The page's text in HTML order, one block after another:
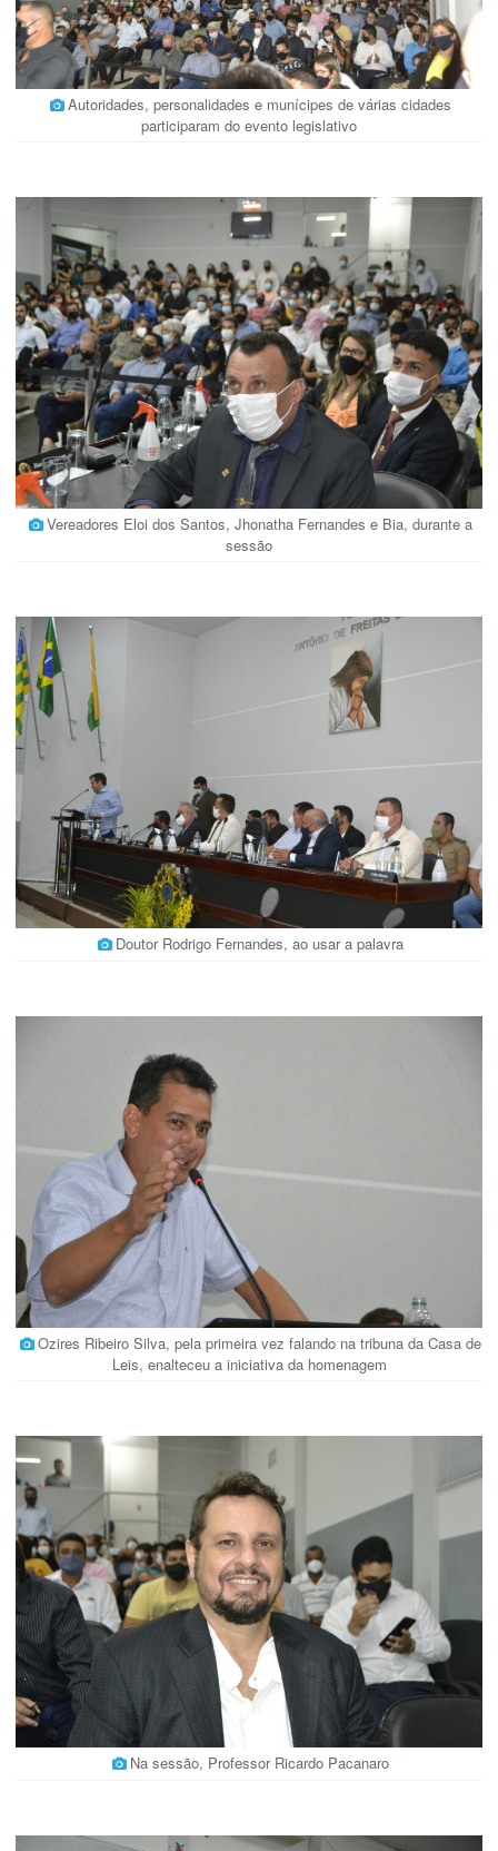
Autoridades, personalidades e munícipes de várias cidades
participaram do evento legislativo
Vereadores Eloi dos Santos, Jhonatha Fernandes e Bia, durante a
sessão
Doutor Rodrigo Fernandes, ao usar a palavra
Ozires Ribeiro Silva, pela primeira vez falando na tribuna da Casa de
Leis, enalteceu a iniciativa da homenagem
Na sessão, Professor Ricardo Pacanaro